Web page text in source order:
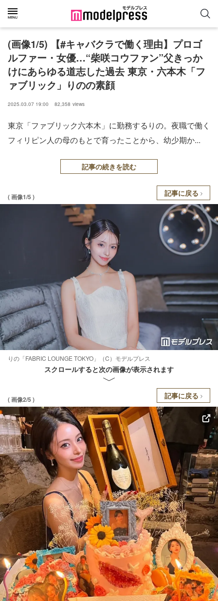
(画像1/5) 【#キャバクラで働く理由】プロゴ
ルファー・女優…“柴咲コウファン”父きっか
けにあらゆる道志した過去 東京・六本木「フ
ァブリック」りのの素顔
2025.03.07 19:00 82,358 views
東京「ファブリック六本木」に勤務するりの。夜職で働く
フィリピン人の母のもとで育ったことから、幼少期か...
記事の続きを読む
( 画像1/5 ) 記事に戻る
りの「FABRIC LOUNGE TOKYO」（C）モデルプレス
スクロールすると次の画像が表示されます
( 画像2/5 ) 記事に戻る